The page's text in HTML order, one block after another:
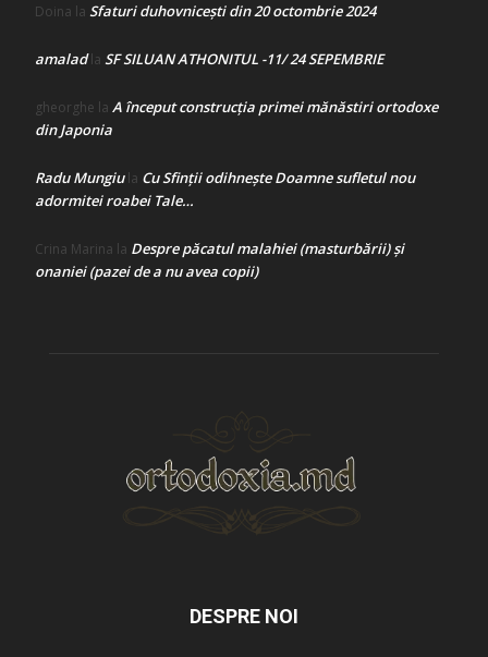
Doina la Sfaturi duhovnicești din 20 octombrie 2024
amaladla SF SILUAN ATHONITUL -11/ 24 SEPEMBRIE
gheorghe la A început construcţia primei mănăstiri ortodoxe
din Japonia
Radu Mungiula Cu Sfinții odihnește Doamne sufletul nou
adormitei roabei Tale…
Crina Marina la Despre păcatul malahiei (masturbării) şi
onaniei (pazei de a nu avea copii)
DESPRE NOI